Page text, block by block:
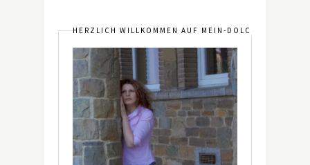
HERZLICH WILLKOMMEN AUF MEIN-DOLCEVITA.DE